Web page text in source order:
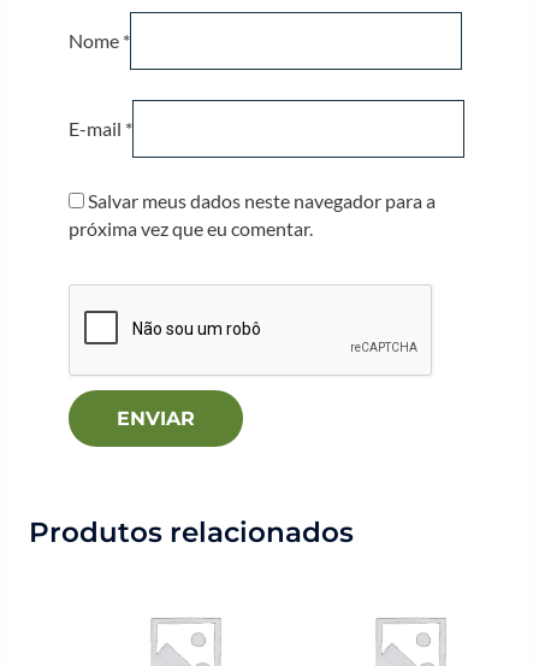
Nome *
E-mail *
Salvar meus dados neste navegador para a
próxima vez que eu comentar.
Produtos relacionados